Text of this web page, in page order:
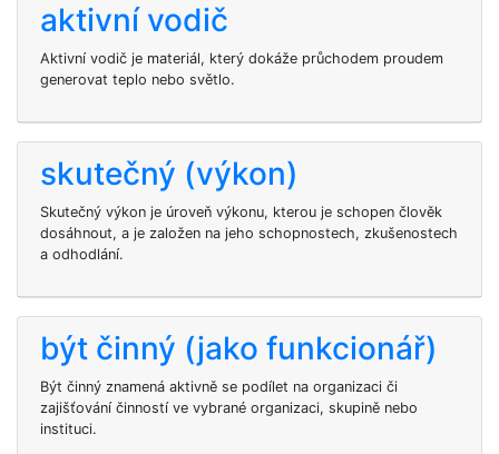
aktivní vodič
Aktivní vodič je materiál, který dokáže průchodem proudem
generovat teplo nebo světlo.
skutečný (výkon)
Skutečný výkon je úroveň výkonu, kterou je schopen člověk
dosáhnout, a je založen na jeho schopnostech, zkušenostech
a odhodlání.
být činný (jako funkcionář)
Být činný znamená aktivně se podílet na organizaci či
zajišťování činností ve vybrané organizaci, skupině nebo
instituci.